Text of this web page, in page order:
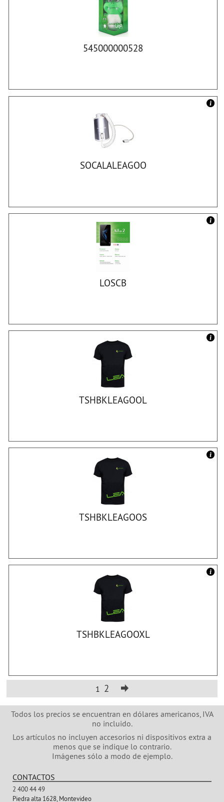
545000000528
SOCALALEAGOO
LOSCB
TSHBKLEAGOOL
TSHBKLEAGOOS
TSHBKLEAGOOXL
1 2
Todos los precios se encuentran en dólares americanos, IVA
no incluido.
Los artículos no incluyen accesorios ni dispositivos extra a
menos que se indique lo contrario.
Imágenes sólo a modo de ejemplo.
CONTACTOS
2 400 44 49
Piedra alta 1628, Montevideo